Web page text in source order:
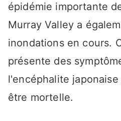
épidémie importante
Murray Valley a
inondations en cours.
présente des
l'encéphalite
être mortelle.